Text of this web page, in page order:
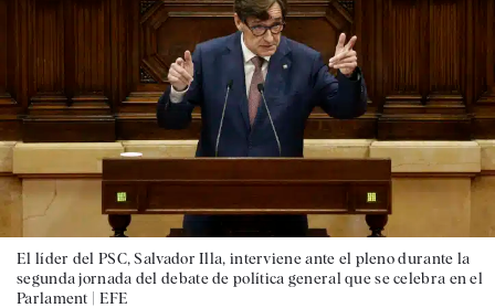
El líder del PSC, Salvador Illa, interviene ante el pleno durante la
segunda jornada del debate de política general que se celebra en el
Parlament | EFE